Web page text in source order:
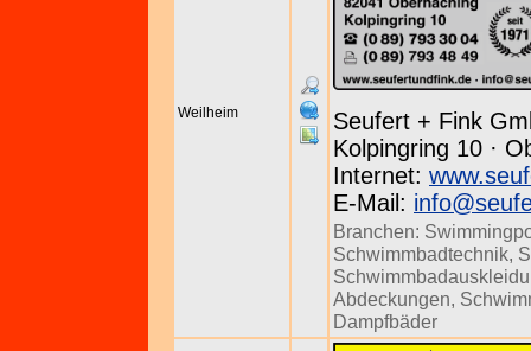
Weilheim
Seufert + Fink
Kolpingring 10 ·
Internet:
E-Mail:
Branchen:
Schwimmbadtechnik,
Abdeckungen,
Dampfbäder